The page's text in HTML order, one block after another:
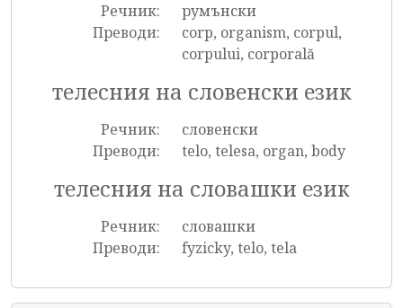
Речник:
румънски
Преводи:
corp, organism, corpul,
corpului, corporală
телесния на словенски език
Речник:
словенски
Преводи:
telo, telesa, organ, body
телесния на словашки език
Речник:
словашки
Преводи:
fyzicky, telo, tela